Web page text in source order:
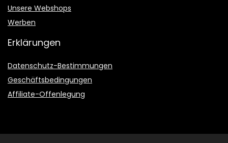
Unsere Webshops
Werben
Erklärungen
Datenschutz-Bestimmungen
Geschäftsbedingungen
Affiliate-Offenlegung